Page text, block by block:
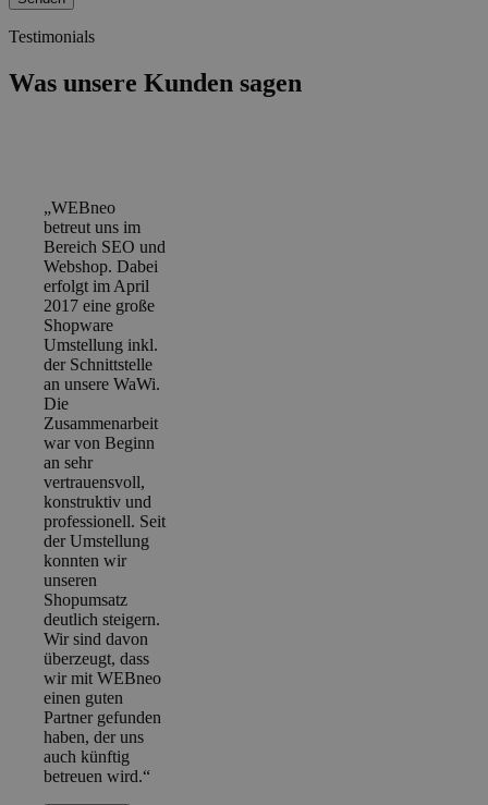
Testimonials
Was unsere Kunden sagen
„WEBneo
betreut uns im
Bereich SEO und
Webshop. Dabei
erfolgt im April
2017 eine große
Shopware
Umstellung inkl.
der Schnittstelle
an unsere WaWi.
Die
Zusammenarbeit
war von Beginn
an sehr
vertrauensvoll,
konstruktiv und
professionell. Seit
der Umstellung
konnten wir
unseren
Shopumsatz
deutlich steigern.
Wir sind davon
überzeugt, dass
wir mit WEBneo
einen guten
Partner gefunden
haben, der uns
auch künftig
betreuen wird.“